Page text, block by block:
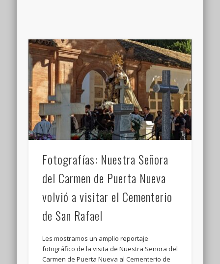
Fotografías: Nuestra Señora
del Carmen de Puerta Nueva
volvió a visitar el Cementerio
de San Rafael
Les mostramos un amplio reportaje
fotográfico de la visita de Nuestra Señora del
Carmen de Puerta Nueva al Cementerio de